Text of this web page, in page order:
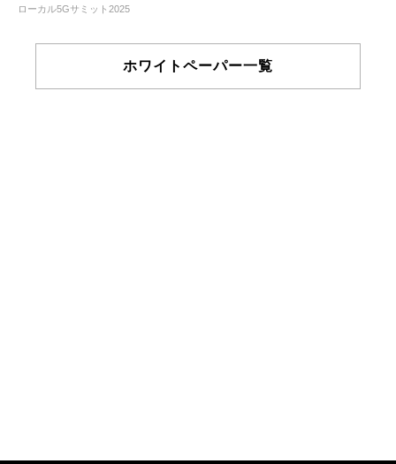
ローカル5Gサミット2025
ホワイトペーパー一覧